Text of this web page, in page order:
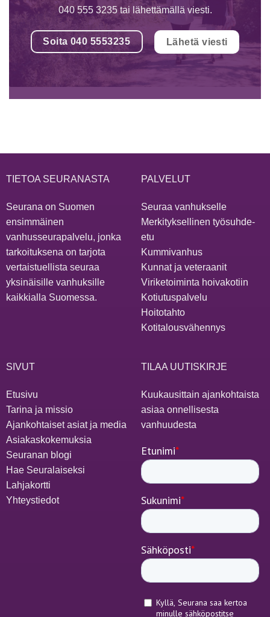
040 555 3235 tai lähettämällä viesti.
Soita 040 5553235 Lähetä viesti
TIETOA SEURANASTA
Seurana on Suomen
ensimmäinen
vanhusseurapalvelu, jonka
tarkoituksena on tarjota
vertaistuellista seuraa
yksinäisille vanhuksille
kaikkialla Suomessa.
PALVELUT
Seuraa vanhukselle
Merkityksellinen työsuhde-
etu
Kummivanhus
Kunnat ja veteraanit
Viriketoiminta hoivakotiin
Kotiutuspalvelu
Hoitotahto
Kotitalousvähennys
SIVUT
Etusivu
Tarina ja missio
Ajankohtaiset asiat ja media
Asiakaskokemuksia
Seuranan blogi
Hae Seuralaiseksi
Lahjakortti
Yhteystiedot
TILAA UUTISKIRJE
Kuukausittain ajankohtaista
asiaa onnellisesta
vanhuudesta